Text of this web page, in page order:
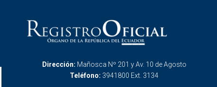
Dirección: Mañosca Nº 201 y Av. 10 de Agosto
Teléfono: 3941800 Ext. 3134